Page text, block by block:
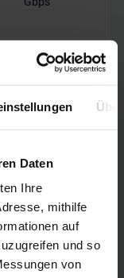
Daten
Ihre
mithilfe
auf
und so
von
–
4x
DisplayPort
1.4a